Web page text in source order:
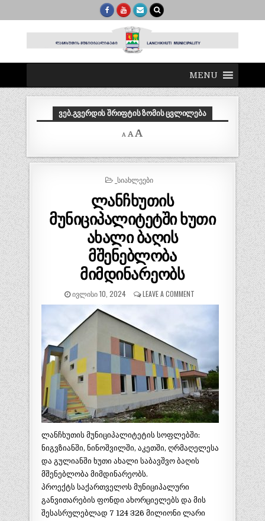
MENU
ᲕᲔᲑ.ᲒᲕᲔᲠᲓᲘᲡ ᲨᲠᲘᲤᲢᲘᲡ ᲖᲝᲛᲘᲡ ᲪᲕᲚᲘᲚᲔᲑᲐ
A
Decrease
font
A Reset
A
size.
POSTED
_ᲡᲘᲐᲮᲚᲔᲔᲑᲘ
ლანჩხუთის
მუნიციპალიტეტში ხუთი
ახალი ბაღის
მშენებლობა
მიმდინარეობს
ᲘᲕᲚᲘᲡᲘ 10, 2024 LEAVE A COMMENT
ლანჩხუთის მუნიციპალიტეტის სოფლებში:
ნიგვზიანში, ნინოშვილში, აკეთში, ღრმაღელესა
და გულიანში ხუთი ახალი საბავშვო ბაღის
მშენებლობა მიმდინარეობს.
პროექტს საქართველოს მუნიციპალური
განვითარების ფონდი ახორციელებს და მის
შესასრულებლად 7 124 326 მილიონი ლარი